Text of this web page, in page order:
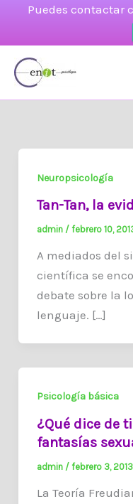
Puedes contactar
Neuropsicología
Tan-Tan, la
admin / febrero 10,
A mediados del
científica se
debate sobre la
lenguaje. […]
Psicología básica
¿Qué dice de
fantasías
admin / febrero 3, 2013
La Teoría